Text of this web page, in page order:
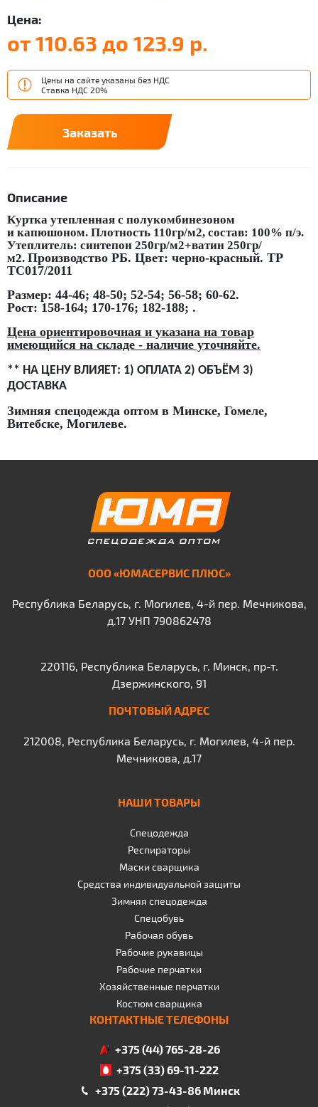
Цена:
от 110.63 до 123.9 р.
Цены на сайте указаны без НДС
Ставка НДС 20%
Заказать
Описание
Куртка утепленная с полукомбинезоном
и капюшоном. Плотность 110гр/м2, состав: 100% п/э.
Утеплитель: синтепон 250гр/м2+ватин 250гр/
м2. Производство РБ. Цвет: черно-красный. ТР
ТС017/2011
Размер: 44-46; 48-50; 52-54; 56-58; 60-62.
Рост: 158-164; 170-176; 182-188; .
Цена ориентировочная и указана на товар
имеющийся на складе - наличие уточняйте.
** НА ЦЕНУ ВЛИЯЕТ: 1) ОПЛАТА 2) ОБЪЁМ 3)
ДОСТАВКА
Зимняя спецодежда оптом в Минске, Гомеле,
Витебске, Могилеве.
ООО «ЮМАСЕРВИС ПЛЮС»
Республика Беларусь, г. Могилев, 4-й пер. Мечникова,
д.17 УНП 790862478
220116, Республика Беларусь, г. Минск, пр-т.
Дзержинского, 91
ПОЧТОВЫЙ АДРЕС
212008, Республика Беларусь, г. Могилев, 4-й пер.
Мечникова, д.17
НАШИ ТОВАРЫ
Спецодежда
Респираторы
Маски сварщика
Средства индивидуальной защиты
Зимняя спецодежда
Спецобувь
Рабочая обувь
Рабочие рукавицы
Рабочие перчатки
Хозяйственные перчатки
Костюм сварщика
КОНТАКТНЫЕ ТЕЛЕФОНЫ
+375 (44) 765-28-26
+375 (33) 69-11-222
+375 (222) 73-43-86 Минск